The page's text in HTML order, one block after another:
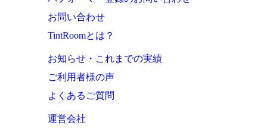
お問い合わせ
TintRoomとは？
お知らせ・これまでの実績
ご利用者様の声
よくあるご質問
運営会社